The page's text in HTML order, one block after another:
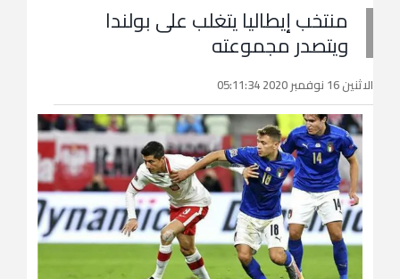
منتخب إيطاليا يتغلب على بولندا
ويتصدر مجموعته
الاثنين 16 نوفمبر 2020 05:11:34